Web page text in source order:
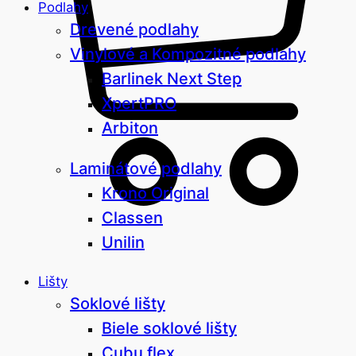
Podlahy
Drevené podlahy
Vinylové a Kompozitné podlahy
Barlinek Next Step
XpertPRO
Arbiton
Laminátové podlahy
Krono Original
Classen
Unilin
Lišty
Soklové lišty
Biele soklové lišty